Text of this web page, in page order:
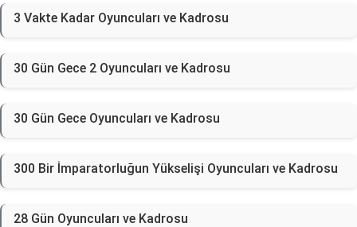
3 Vakte Kadar Oyuncuları ve Kadrosu
30 Gün Gece 2 Oyuncuları ve Kadrosu
30 Gün Gece Oyuncuları ve Kadrosu
300 Bir İmparatorluğun Yükselişi Oyuncuları ve Kadrosu
28 Gün Oyuncuları ve Kadrosu